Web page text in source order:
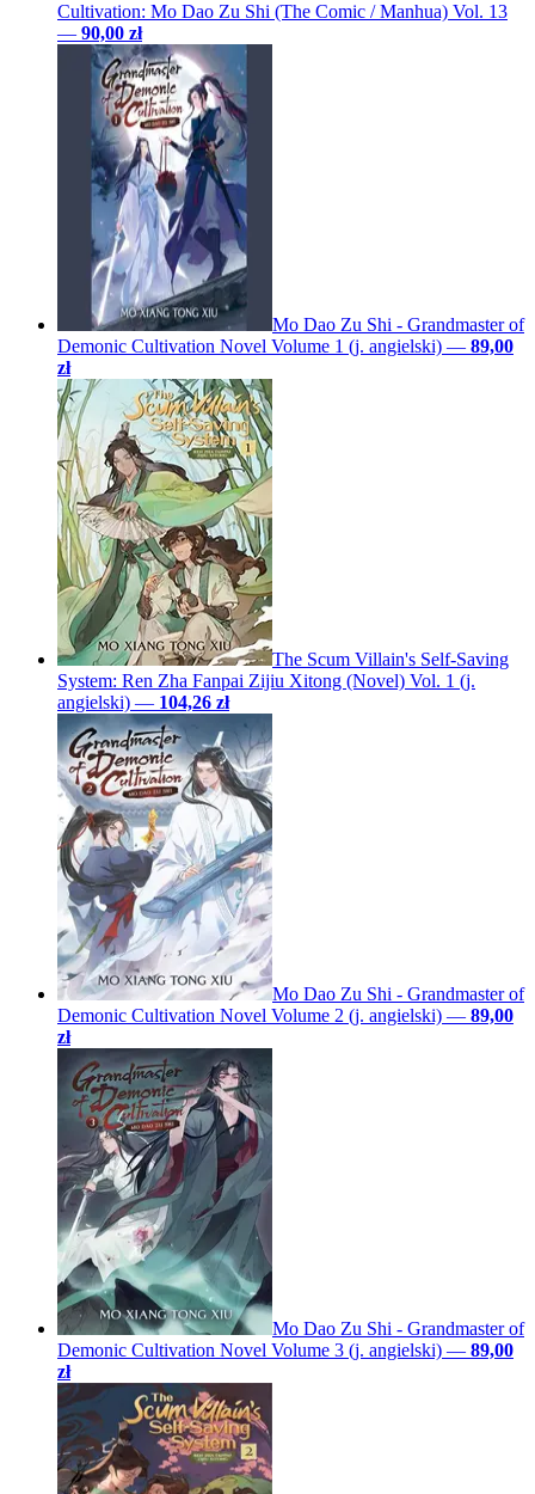
Cultivation: Mo Dao Zu Shi (The Comic / Manhua) Vol. 13
— 90,00 zł
Mo Dao Zu Shi - Grandmaster of
Demonic Cultivation Novel Volume 1 (j. angielski) — 89,00
zł
The Scum Villain's Self-Saving
System: Ren Zha Fanpai Zijiu Xitong (Novel) Vol. 1 (j.
angielski) — 104,26 zł
Mo Dao Zu Shi - Grandmaster of
Demonic Cultivation Novel Volume 2 (j. angielski) — 89,00
zł
Mo Dao Zu Shi - Grandmaster of
Demonic Cultivation Novel Volume 3 (j. angielski) — 89,00
zł